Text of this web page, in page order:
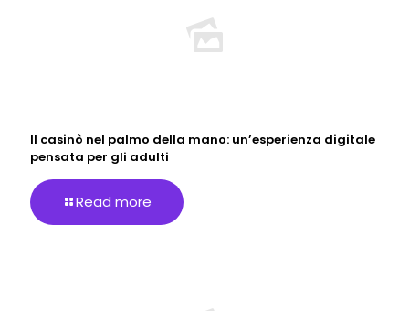
Il casinò nel palmo della mano: un’esperienza digitale
pensata per gli adulti
Read more